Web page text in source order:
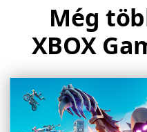
Még
XBOX